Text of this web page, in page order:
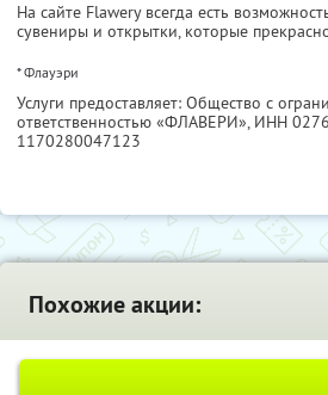
На сайте Flawery всегда есть
сувениры и открытки, которые
* Флауэри
Услуги предоставляет: Общество с
ответственностью «ФЛАВЕРИ», ИНН
1170280047123
Похожие акции: